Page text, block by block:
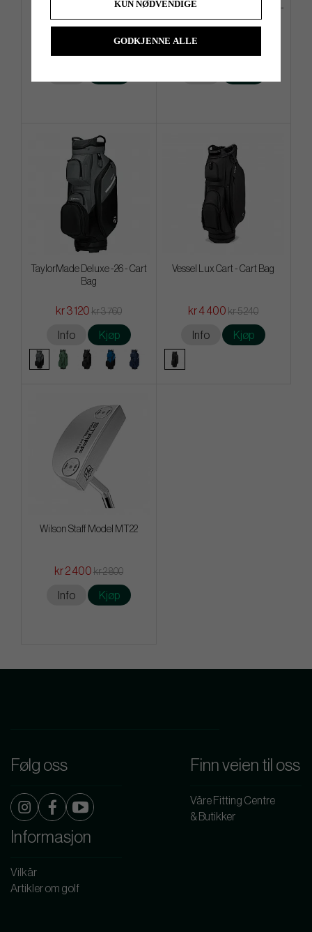
Motocaddy M7 GPS Remote
-26
Odyssey Square 2 Square TRI-
HOT - #7
TaylorMade Deluxe -26 - Cart
Bag
kr 3 120 kr 3 760
Info Kjøp
Vessel Lux Cart - Cart Bag
kr 4 400 kr 5 240
Info Kjøp
Wilson Staff Model MT22
kr 2 400 kr 2 800
Info Kjøp
Følg oss Finn veien til oss
Våre Fitting Centre
& Butikker
Informasjon
Vilkår
Artikler om golf
KUN NØDVENDIGE
GODKJENNE ALLE